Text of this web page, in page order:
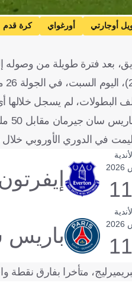
أوجارتي أورغواي كرة قدم
بعد فترة طويلة من وصوله
في الدوري الأوروبي
باريس